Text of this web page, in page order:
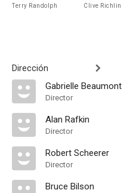
Terry Randolph Clive Richlin
Dirección
Gabrielle Beaumont
Director
Alan Rafkin
Director
Robert Scheerer
Director
Bruce Bilson